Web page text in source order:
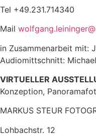
Tel +49.231.714340
Mail
in Zusammenarbeit mit:
Audiomittschnitt:
VIRTUELLER
Konzeption,
MARKUS STEUR
Lohbachstr. 12